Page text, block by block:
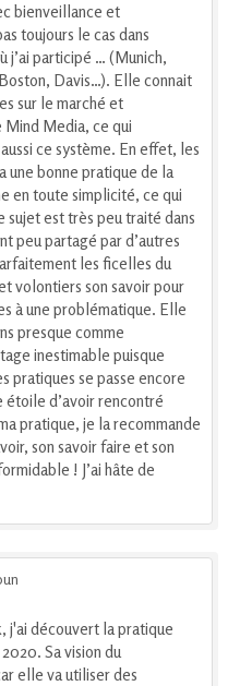
bienveillance et
toujours le cas dans
j’ai participé … (Munich,
Davis…). Elle connait
sur le marché et
Media, ce qui
ce système. En effet, les
une bonne pratique de la
en toute simplicité, ce qui
est très peu traité dans
peu partagé par d’autres
les ficelles du
volontiers son savoir pour
à une problématique. Elle
presque comme
inestimable puisque
pratiques se passe encore
d’avoir rencontré
pratique, je la recommande
son savoir faire et son
! J’ai hâte de
j'ai découvert la pratique
Sa vision du
elle va utiliser des